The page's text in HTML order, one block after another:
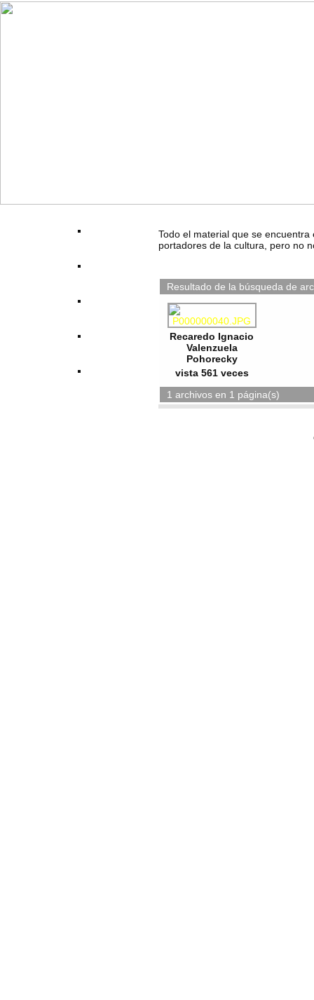
Todo el material que se
portadores de la cultura, pero no
Resultado de la búsqueda de
Recaredo Ignacio
Valenzuela
Pohorecky
vista 561 veces
1 archivos en 1 página(s)